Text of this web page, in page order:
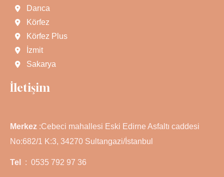
Darıca
Körfez
Körfez Plus
İzmit
Sakarya
İletişim
Merkez :Cebeci mahallesi Eski Edirne Asfaltı caddesi
No:682/1 K:3, 34270 Sultangazi/İstanbul
Tel : 0535 792 97 36